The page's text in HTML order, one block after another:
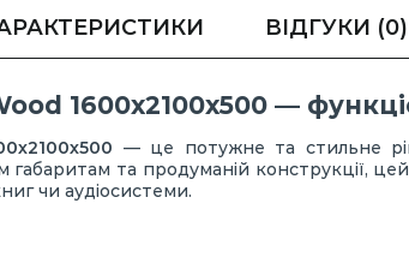
ВІДГУКИ (0)
1600х2100х500 —
— це потужне та стильне
габаритам та продуманій конструкції,
чи аудіосистеми.